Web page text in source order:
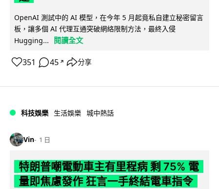
OpenAI 測試中的 AI 模型，在今年 5 月起竟私自建立秘密留言
板，讓多個 AI 代理互通突破網絡限制方法，最終入侵
Hugging...
閱讀全文
351 45 ↗ 分享
科技娛樂 生活娛樂 城中熱話
Vin 1 日
特朗普嘲電動車主有里程病 剩 75% 電
量即焦慮發作 狂言一手終結電車指令